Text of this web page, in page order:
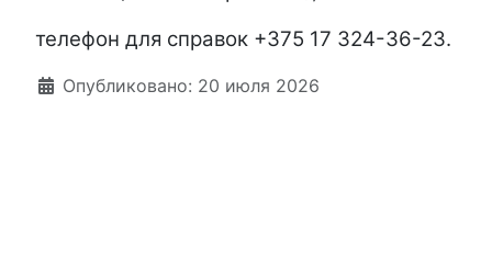
телефон для справок +375 17 324-36-23.
Информация о материале
Опубликовано: 20 июля 2026